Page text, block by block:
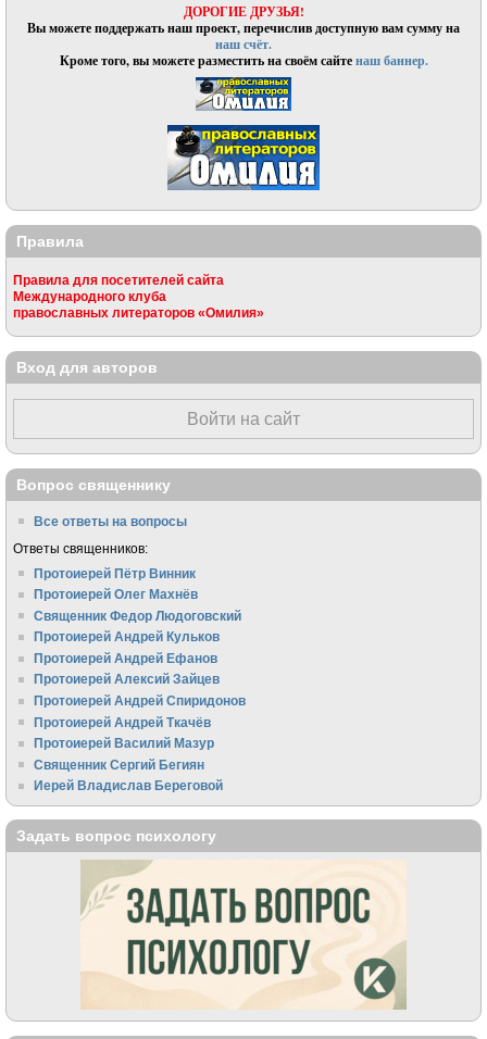
ДОРОГИЕ ДРУЗЬЯ!
Вы можете поддержать наш проект, перечислив доступную вам сумму на
наш счёт.
Кроме того, вы можете разместить на своём сайтенаш баннер.
Правила
Правила для посетителей сайта
Международного клуба
православных литераторов «Омилия»
Вход для авторов
Войти на сайт
Вопрос священнику
Все ответы на вопросы
Ответы священников:
Протоиерей Пётр Винник
Протоиерей Олег Махнёв
Священник Федор Людоговский
Протоиерей Андрей Кульков
Протоиерей Андрей Ефанов
Протоиерей Алексий Зайцев
Протоиерей Андрей Спиридонов
Протоиерей Андрей Ткачёв
Протоиерей Василий Мазур
Священник Сергий Бегиян
Иерей Владислав Береговой
Задать вопрос психологу